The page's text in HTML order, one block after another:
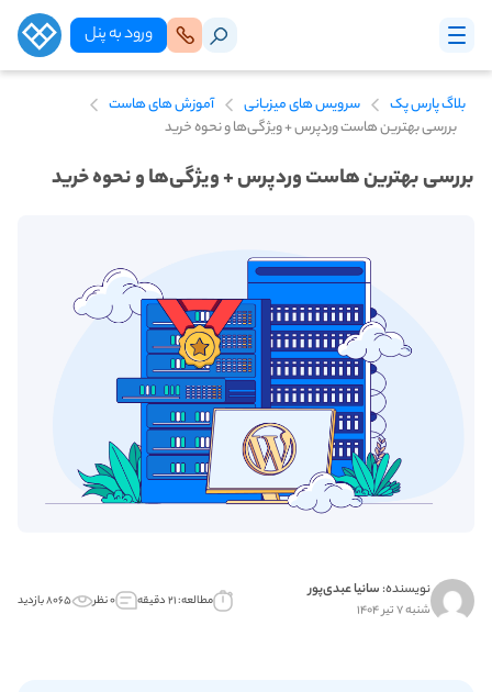
ورود‌ به‌ پنل
بلاگ پارس پک سرویس های میزبانی
آموزش های هاست
بررسی بهترین هاست وردپرس + ویژگی‌ها و نحوه خرید
بررسی بهترین هاست وردپرس + ویژگی‌ها و نحوه خرید
نویسنده: سانیا عبدی‌پور
شنبه ۷ تیر ۱۴۰۴ مطالعه: ۲۱ دقیقه ۰ نظر ۸۰۶۵ بازدید